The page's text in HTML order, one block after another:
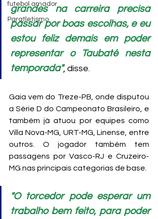
futebol amador
Paratletismo
grandes na carreira precisa
passar por boas escolhas, e eu
estou feliz demais em poder
representar o Taubaté nesta
temporada", disse.
Gaia vem do Treze-PB, onde disputou
a Série D do Campeonato Brasileiro, e
também já atuou por equipes como
Villa Nova-MG, URT-MG, Linense, entre
outros. O jogador também tem
passagens por Vasco-RJ e Cruzeiro-
MG nas principais categorias de base.
"O torcedor pode esperar um
trabalho bem feito, para poder